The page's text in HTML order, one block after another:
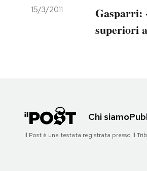
15/3/2011
Gasparri:
superiori
Chi siamo
Il Post è una testata registrata presso il